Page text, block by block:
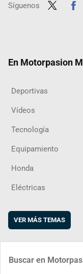
Síguenos
En Motorpasion
Deportivas
Vídeos
Tecnología
Equipamiento
Honda
Eléctricas
VER MÁS TEMAS